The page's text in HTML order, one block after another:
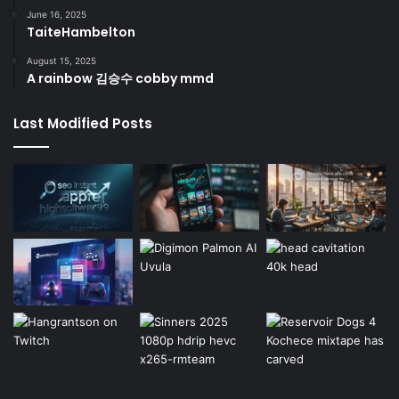
June 16, 2025
TaiteHambelton
August 15, 2025
A rainbow 김승수 cobby mmd
Last Modified Posts